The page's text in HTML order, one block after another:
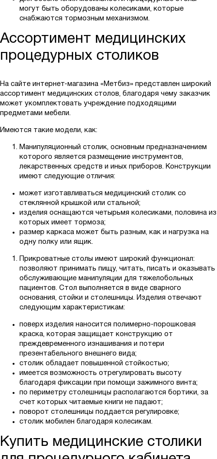
могут быть оборудованы колесиками, которые
снабжаются тормозным механизмом.
Ассортимент медицинских
процедурных столиков
На сайте интернет-магазина «Метбиз» представлен широкий
ассортимент медицинских столов, благодаря чему заказчик
может укомплектовать учреждение подходящими
предметами мебели.
Имеются такие модели, как:
Манипуляционный столик, основным предназначением
которого является размещение инструментов,
лекарственных средств и иных приборов. Конструкции
имеют следующие отличия:
может изготавливаться медицинский столик со
стеклянной крышкой или стальной;
изделия оснащаются четырьмя колесиками, половина из
которых имеет тормоза;
размер каркаса может быть разным, как и нагрузка на
одну полку или ящик.
Прикроватные столы имеют широкий функционал:
позволяют принимать пищу, читать, писать и оказывать
обслуживающие манипуляции для тяжелобольных
пациентов. Стол выполняется в виде сварного
основания, стойки и столешницы. Изделия отвечают
следующим характеристикам:
поверх изделия наносится полимерно-порошковая
краска, которая защищает конструкцию от
преждевременного изнашивания и потери
презентабельного внешнего вида;
столик обладает повышенной стойкостью;
имеется возможность отрегулировать высоту
благодаря фиксации при помощи зажимного винта;
по периметру столешницы располагаются бортики, за
счет которых читаемые книги не падают;
поворот столешницы поддается регулировке;
столик мобилен благодаря колесикам.
Купить медицинские столики